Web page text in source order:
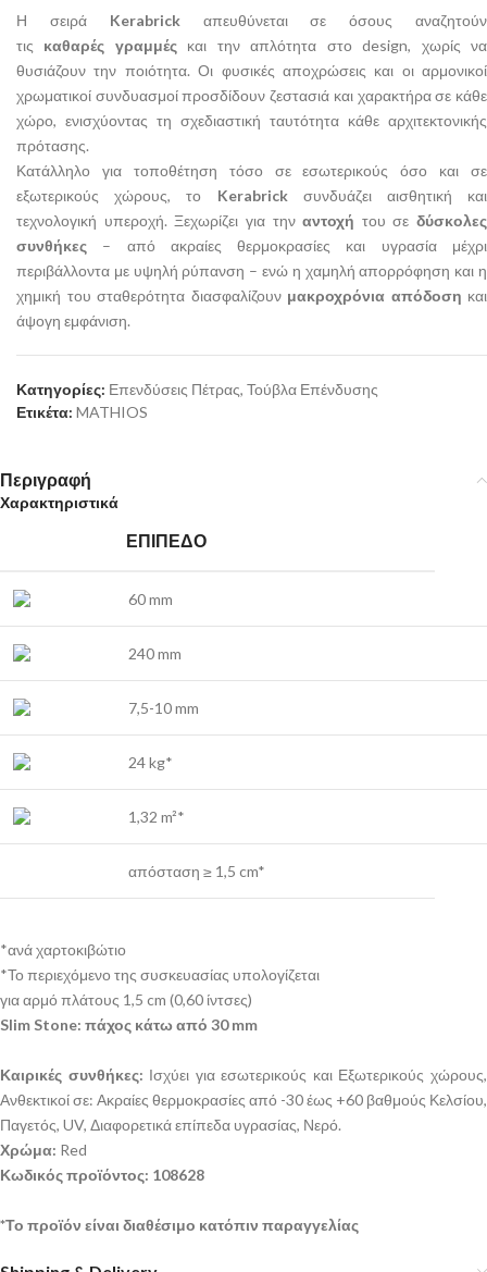
Η σειρά Kerabrick απευθύνεται σε όσους αναζητούν
τις καθαρές γραμμέςκαι την απλότητα στο design, χωρίς να
θυσιάζουν την ποιότητα. Οι φυσικές αποχρώσεις και οι αρμονικοί
χρωματικοί συνδυασμοί προσδίδουν ζεστασιά και χαρακτήρα σε κάθε
χώρο, ενισχύοντας τη σχεδιαστική ταυτότητα κάθε αρχιτεκτονικής
πρότασης.
Κατάλληλο για τοποθέτηση τόσο σε εσωτερικούς όσο και σε
εξωτερικούς χώρους, το Kerabrick συνδυάζει αισθητική και
τεχνολογική υπεροχή. Ξεχωρίζει για τηναντοχή του σε δύσκολες
συνθήκες – από ακραίες θερμοκρασίες και υγρασία μέχρι
περιβάλλοντα με υψηλή ρύπανση – ενώ η χαμηλή απορρόφηση και η
χημική του σταθερότητα διασφαλίζουν μακροχρόνια απόδοση και
άψογη εμφάνιση.
Κατηγορίες: Επενδύσεις Πέτρας, Τούβλα Επένδυσης
Ετικέτα: MATHIOS
Περιγραφή
Χαρακτηριστικά
ΕΠΊΠΕΔΟ
60 mm
240 mm
7,5-10 mm
24 kg*
1,32 m²*
απόσταση ≥ 1,5 cm*
*ανά χαρτοκιβώτιο
*Το περιεχόμενο της συσκευασίας υπολογίζεται
για αρμό πλάτους 1,5 cm (0,60 ίντσες)
Slim Stone: πάχος κάτω από 30 mm
Καιρικές συνθήκες: Ισχύει για εσωτερικούς και Εξωτερικούς χώρους,
Ανθεκτικοί σε: Ακραίες θερμοκρασίες από -30 έως +60 βαθμούς Κελσίου,
Παγετός, UV, Διαφορετικά επίπεδα υγρασίας, Νερό.
Χρώμα: Red
Κωδικός προϊόντος: 108628
*Το προϊόν είναι διαθέσιμο κατόπιν παραγγελίας